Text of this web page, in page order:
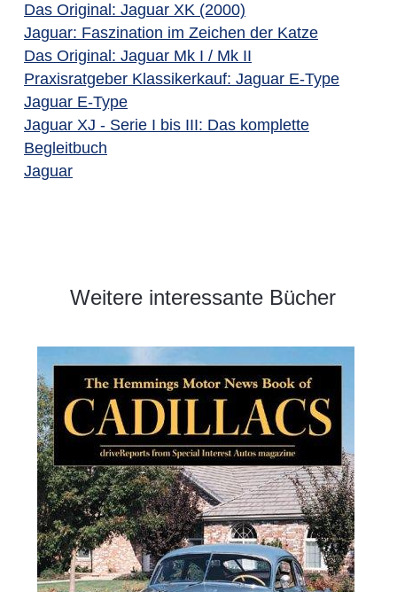
Das Original: Jaguar XK (2000)
Jaguar: Faszination im Zeichen der Katze
Das Original: Jaguar Mk I / Mk II
Praxisratgeber Klassikerkauf: Jaguar E-Type
Jaguar E-Type
Jaguar XJ - Serie I bis III: Das komplette
Begleitbuch
Jaguar
Weitere interessante Bücher